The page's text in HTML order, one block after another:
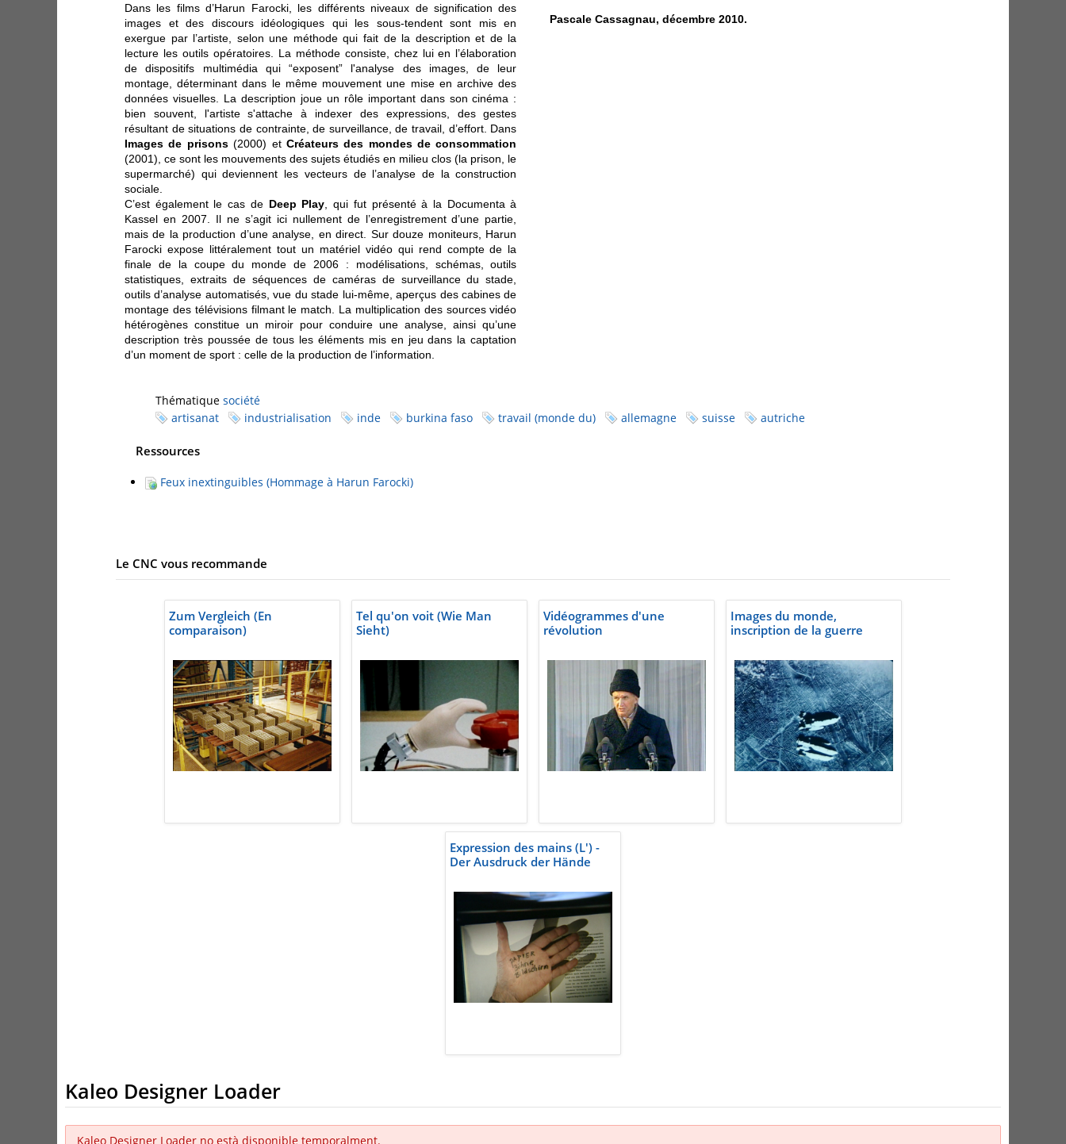
Dans les films d’Harun Farocki, les différents niveaux de signification des
images et des discours idéologiques qui les sous-tendent sont mis en
exergue par l’artiste, selon une méthode qui fait de la description et de la
lecture les outils opératoires. La méthode consiste, chez lui en l’élaboration
de dispositifs multimédia qui “exposent” l'analyse des images, de leur
montage, déterminant dans le même mouvement une mise en archive des
données visuelles. La description joue un rôle important dans son cinéma :
bien souvent, l'artiste s'attache à indexer des expressions, des gestes
résultant de situations de contrainte, de surveillance, de travail, d’effort. Dans
Images de prisons(2000) et Créateurs des mondes de consommation
(2001), ce sont les mouvements des sujets étudiés en milieu clos (la prison, le
supermarché) qui deviennent les vecteurs de l’analyse de la construction
sociale.
C’est également le cas de Deep Play , qui fut présenté à la Documenta à
Kassel en 2007. Il ne s’agit ici nullement de l’enregistrement d’une partie,
mais de la production d’une analyse, en direct. Sur douze moniteurs, Harun
Farocki expose littéralement tout un matériel vidéo qui rend compte de la
finale de la coupe du monde de 2006 : modélisations, schémas, outils
statistiques, extraits de séquences de caméras de surveillance du stade,
outils d’analyse automatisés, vue du stade lui-même, aperçus des cabines de
montage des télévisions filmant le match. La multiplication des sources vidéo
hétérogènes constitue un miroir pour conduire une analyse, ainsi qu’une
description très poussée de tous les éléments mis en jeu dans la captation
d’un moment de sport : celle de la production de l’information.
Pascale Cassagnau, décembre 2010.
Thématique société
artisanat
industrialisation inde burkina faso travail (monde du) allemagne suisse autriche
Ressources
Feux inextinguibles (Hommage à Harun Farocki)
Le CNC vous recommande
Zum Vergleich (En
comparaison)
Tel qu'on voit (Wie Man
Sieht)
Vidéogrammes d'une
révolution
Images du monde,
inscription de la guerre
Expression des mains (L') -
Der Ausdruck der Hände
Kaleo Designer Loader
Kaleo Designer Loader no està disponible temporalment.